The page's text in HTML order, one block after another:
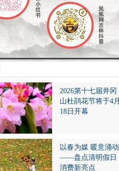
2026第十七届井冈
山杜鹃花节将于4月
18日开幕
以春为媒 暖意涌动
——盘点清明假日
消费新亮点